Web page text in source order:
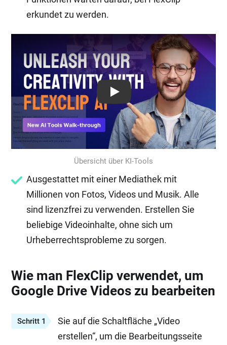
erkundet zu werden.
Play: Keynote (Google I/O '18)
Übersicht über KI-Tools
Ausgestattet mit einer Mediathek mit
Millionen von Fotos, Videos und Musik. Alle
sind lizenzfrei zu verwenden. Erstellen Sie
beliebige Videoinhalte, ohne sich um
Urheberrechtsprobleme zu sorgen.
Wie man FlexClip verwendet, um
Google Drive Videos zu bearbeiten
Schritt 1
Sie auf die Schaltfläche „Video
erstellen“, um die Bearbeitungsseite